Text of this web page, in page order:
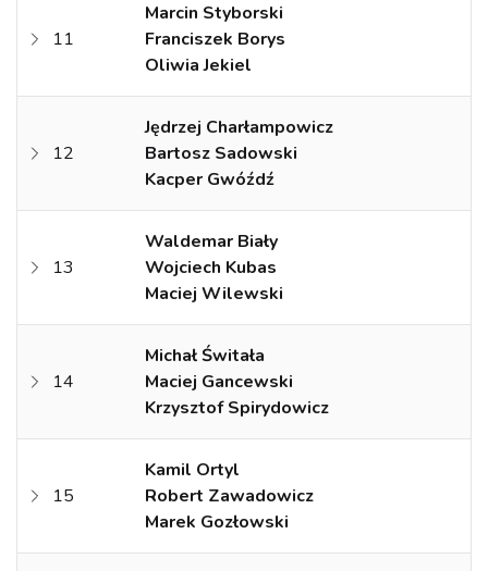
11
Marcin Styborski
Franciszek Borys
Oliwia Jekiel
12
Jędrzej Charłampowicz
Bartosz Sadowski
Kacper Gwóźdź
13
Waldemar Biały
Wojciech Kubas
Maciej Wilewski
14
Michał Świtała
Maciej Gancewski
Krzysztof Spirydowicz
15
Kamil Ortyl
Robert Zawadowicz
Marek Gozłowski